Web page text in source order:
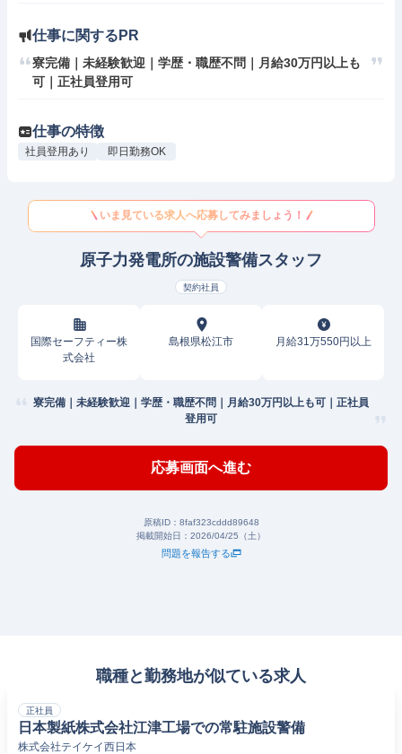
仕事に関するPR
寮完備｜未経験歓迎｜学歴・職歴不問｜月給30万円以上も
可｜正社員登用可
仕事の特徴
社員登用あり 即日勤務OK
いま見ている求人へ応募してみましょう！
原子力発電所の施設警備スタッフ
契約社員
国際セーフティー株
式会社
島根県松江市 月給31万550円以上
寮完備｜未経験歓迎｜学歴・職歴不問｜月給30万円以上も可｜正社員
登用可
応募画面へ進む
原稿ID： 8faf323cddd89648
掲載開始日： 2026/04/25（土）
問題を報告する
職種と勤務地が似ている求人
正社員
日本製紙株式会社江津工場での常駐施設警備
株式会社テイケイ西日本